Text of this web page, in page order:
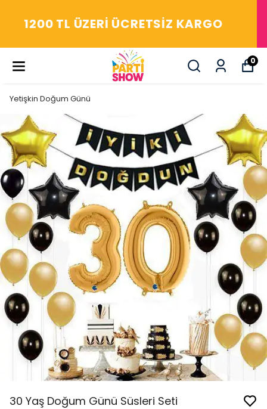
YAŞASIN! ARADIĞIM HERŞEY
PARTİ SHOW'DA
0
Yetişkin Doğum Günü
30 Yaş Doğum Günü Süsleri Seti